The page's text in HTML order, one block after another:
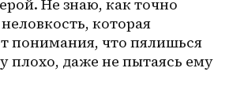
Не знаю, как точно
которая
понимания, что пялишься
плохо, даже не пытаясь ему